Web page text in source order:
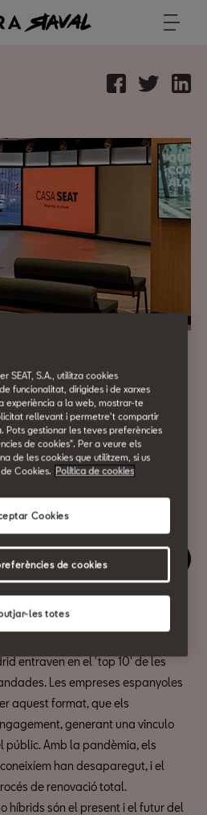
Nova
fórmules?
la teva entrada
encapçalava el creixement en
juntament amb França i
entraven en el 'top 10' de les
Les empreses espanyoles
aquest format, que els
generant una vinculo
públic. Amb la pandèmia, els
han desaparegut, i el
de renovació total.
híbrids són el present i el futur del
SEAT, S.A., utilitza cookies
funcionalitat, dirigides i de xarxes
experiència a la web, mostrar-te
rellevant i permetre't compartir
Pots gestionar les teves preferències
de cookies". Per a veure els
de les cookies que utilitzem, si us
Cookies. Política de cookies
les totes
Cookies
de cookies